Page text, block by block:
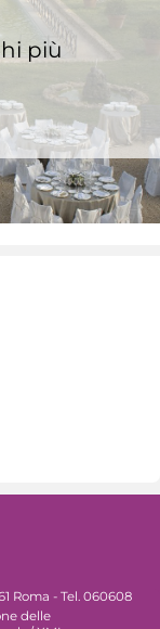
più
Roma - Tel. 060608
delle